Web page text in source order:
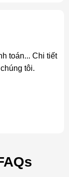
toán... Chi tiết
tôi.